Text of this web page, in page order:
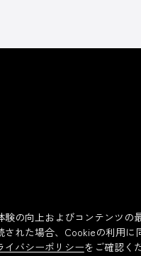
験の向上およびコンテンツの
れた場合、Cookieの利用に
イバシーポリシーをご確認く